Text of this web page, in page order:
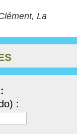
La
: